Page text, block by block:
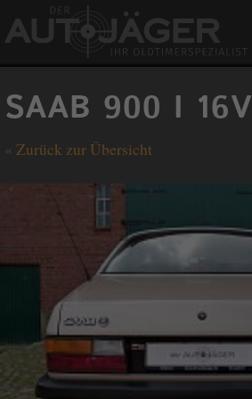
ANGEBOTE
GÄSTEBUCH
KONTAKT
ENGLISH
0 1515 / 466 66 80
SAAB 900 I 16V
« Zurück zur Übersicht